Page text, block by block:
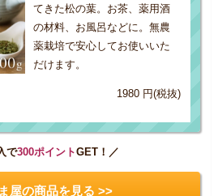
てきた松の葉。お茶、薬用酒
の材料、お風呂などに。無農
薬栽培で安心してお使いいた
だけます。
1980 円(税抜)
で300ポイントGET！／
屋の商品を見る >>